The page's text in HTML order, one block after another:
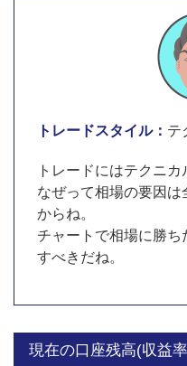
トレードスタイル： テ
トレードにはテクニカ
なぜって相場の要因
からね。
チャートで相場に勝ち
すべきだね。
現在の口座残高(収益